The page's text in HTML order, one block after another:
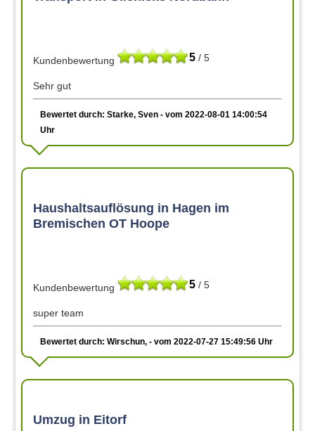
5 / 5
Kundenbewertung
Sehr gut
Bewertet durch: Starke, Sven - vom 2022-08-01 14:00:54
Uhr
Haushaltsauflösung in Hagen im
Bremischen OT Hoope
5 / 5
Kundenbewertung
super team
Bewertet durch: Wirschun, - vom 2022-07-27 15:49:56 Uhr
Umzug in Eitorf